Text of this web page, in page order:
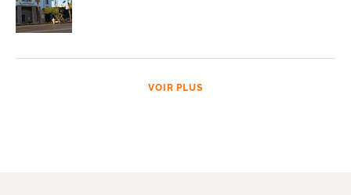
VOIR PLUS